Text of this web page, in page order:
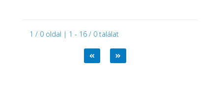
1 / 0 oldal | 1 - 16 / 0 találat